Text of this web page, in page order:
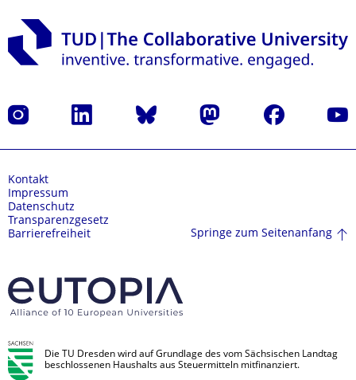
Instagram LinkedIn Bluesky Mastodon Facebook
Kontakt
Impressum
Datenschutz
Transparenzgesetz
Barrierefreiheit
Springe zum Seitenanfang
Die TU Dresden wird auf Grundlage des vom Sächsischen Landtag
beschlossenen Haushalts aus Steuermitteln mitfinanziert.